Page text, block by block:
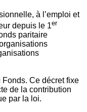
à l’emploi et
depuis le 1er
paritaire
Ce décret fixe
de la contribution
par la loi.